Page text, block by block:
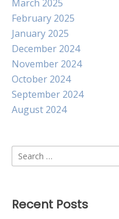
March 2025
February 2025
January 2025
December 2024
November 2024
October 2024
September 2024
August 2024
Search
for:
Recent Posts